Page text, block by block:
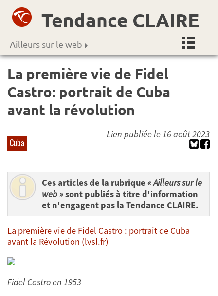
Tendance CLAIRE
Ailleurs sur le web
La première vie de Fidel
Castro: portrait de Cuba
avant la révolution
Cuba
Lien publiée le 16 août 2023
Ces articles de la rubrique « Ailleurs sur le
web »sont publiés à titre d'information
et n'engagent pas la Tendance CLAIRE.
La première vie de Fidel Castro : portrait de Cuba
avant la Révolution (lvsl.fr)
Fidel Castro en 1953